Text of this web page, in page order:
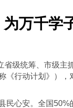
为万千学
级统筹、市级主
《行动计划》）
心安。全国50%